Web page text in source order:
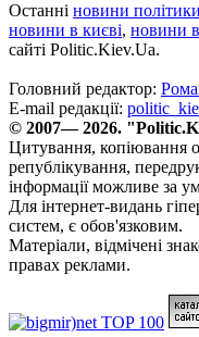
Останні новини політики
новини в києві, новини в
сайті Politic.Kiev.Ua.
Головний редактор:
E-mail редакції:
© 2007— 2026.
Цитування, копіювання
републікування,
інформації можливе за
Для інтернет-видань
систем, є обов'язковим.
Матеріали, відмічені
правах реклами.